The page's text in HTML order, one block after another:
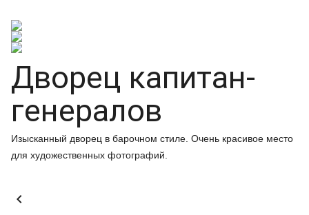
Дворец капитан-
генералов
Изысканный дворец в барочном стиле. Очень красивое место
для художественных фотографий.
